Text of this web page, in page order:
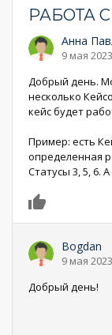
РАБОТА
Анна
9 мая
Добрый день.
несколько
кейс будет
Пример: есть
определенная
Статусы 3, 5, 6.
Bogdan
9 мая
Добрый день!